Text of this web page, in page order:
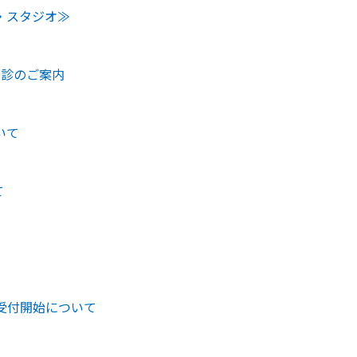
スタジオ≫
のご案内
て
付開始について